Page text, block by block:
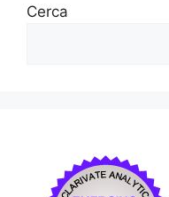
Cerca